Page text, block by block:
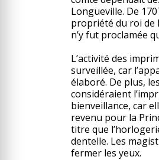
Longueville. De
propriété du roi de
n’y fut proclamée
L’activité des
surveillée, car
élaboré. De plus,
considéraient
bienveillance, car
revenu pour la
titre que
dentelle. Les
fermer les yeux.